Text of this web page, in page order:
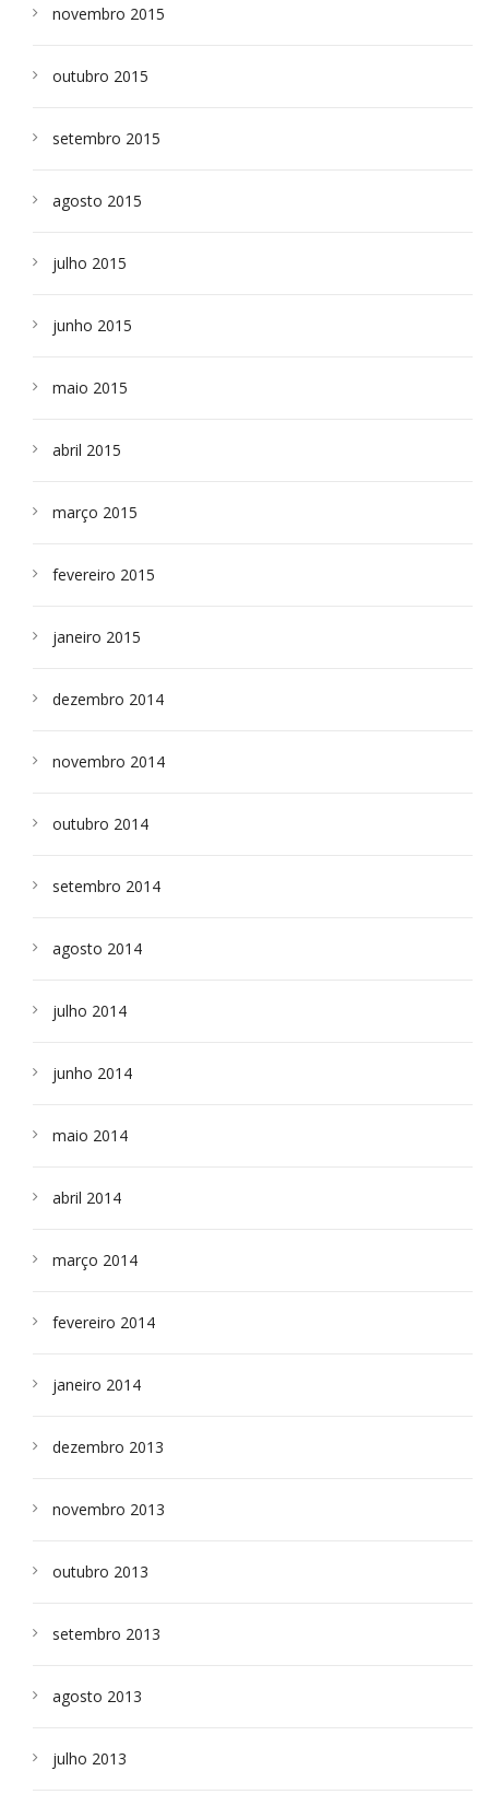
novembro 2015
outubro 2015
setembro 2015
agosto 2015
julho 2015
junho 2015
maio 2015
abril 2015
março 2015
fevereiro 2015
janeiro 2015
dezembro 2014
novembro 2014
outubro 2014
setembro 2014
agosto 2014
julho 2014
junho 2014
maio 2014
abril 2014
março 2014
fevereiro 2014
janeiro 2014
dezembro 2013
novembro 2013
outubro 2013
setembro 2013
agosto 2013
julho 2013